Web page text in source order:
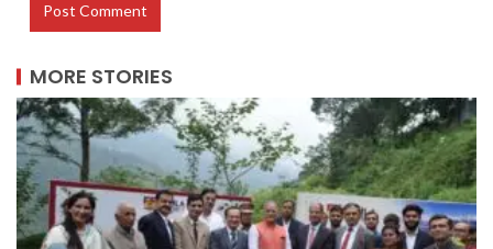
MORE STORIES